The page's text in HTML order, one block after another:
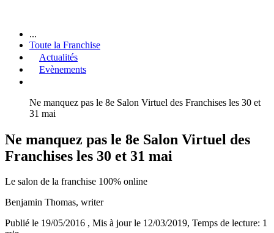
...
Toute la Franchise
Actualités
Evènements
Ne manquez pas le 8e Salon Virtuel des Franchises les 30 et
31 mai
Ne manquez pas le 8e Salon Virtuel des
Franchises les 30 et 31 mai
Le salon de la franchise 100% online
Benjamin Thomas, writer
Publié le 19/05/2016 , Mis à jour le 12/03/2019, Temps de lecture: 1